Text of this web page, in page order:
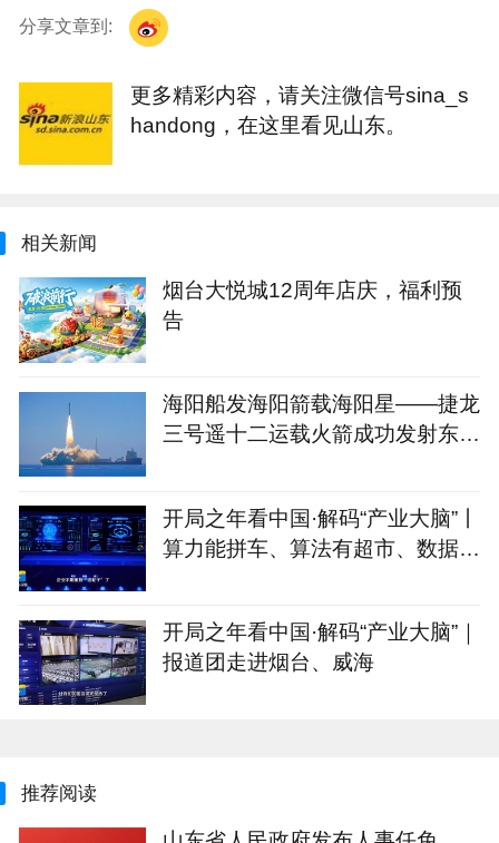
分享文章到:
更多精彩内容，请关注微信号sina_s
handong，在这里看见山东。
相关新闻
烟台大悦城12周年店庆，福利预
告
海阳船发海阳箭载海阳星——捷龙
三号遥十二运载火箭成功发射东方
开局之年看中国·解码“产业大脑”丨
算力能拼车、算法有超市、数据不
开局之年看中国·解码“产业大脑”｜
报道团走进烟台、威海
推荐阅读